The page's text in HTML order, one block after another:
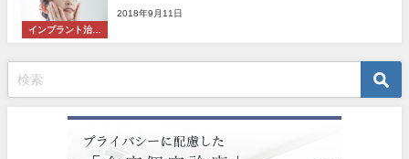
インプラント治療
法
2018年9月11日